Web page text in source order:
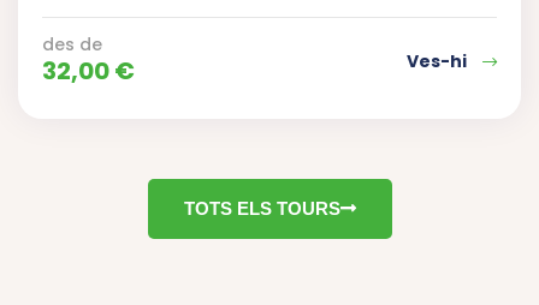
des de
32,00€ Ves-hi
TOTS ELS TOURS